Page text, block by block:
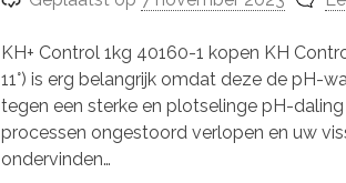
KH+ Control 1kg 40160-1 kopen KH
11°) is erg belangrijk omdat deze de pH-
tegen een sterke en plotselinge pH-
processen ongestoord verlopen en uw
ondervinden…